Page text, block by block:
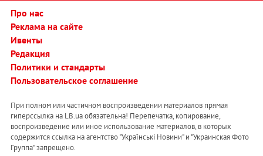
Про нас
Реклама на сайте
Ивенты
Редакция
Политики и стандарты
Пользовательское соглашение
При полном или частичном воспроизведении материалов прямая
гиперссылка на LB.ua обязательна! Перепечатка, копирование,
воспроизведение или иное использование материалов, в которых
содержится ссылка на агентство "Українськi Новини" и "Украинская Фото
Группа" запрещено.